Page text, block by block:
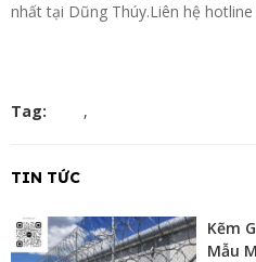
nhất tại Dũng Thúy.Liên hệ
Tag: ,
TIN TỨC
Kẽm
Mẫu